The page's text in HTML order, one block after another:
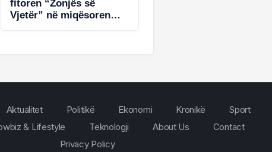
fitoren “Zonjës së
Vjetër” në miqësoren
Aktualitet Politikë Ekonomi Kronikë
Sport
& Lifestyle Teknologji About Us
Contact
Privacy Policy